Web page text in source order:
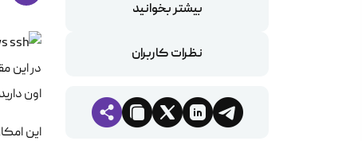
بیشتر بخوانید
نظرات کاربران
در این
اون